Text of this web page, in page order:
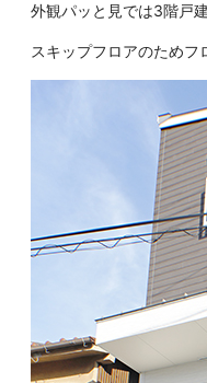
外観パッと見では3階戸
スキップフロアのためフ